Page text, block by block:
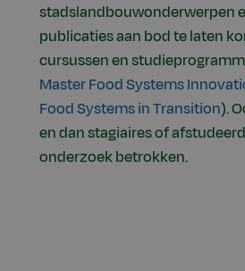
stadslandbouwonderwerpen
publicaties aan bod te laten
cursussen en
Master Food Systems
Food Systems in Transition).
en dan stagiaires of
onderzoek betrokken.